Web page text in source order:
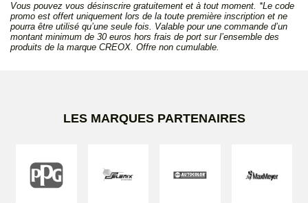
Vous pouvez vous désinscrire gratuitement et à tout moment. *Le code
promo est offert uniquement lors de la toute première inscription et ne
pourra être utilisé qu’une seule fois. Valable pour une commande d’un
montant minimum de 30 euros hors frais de port sur l’ensemble des
produits de la marque CREOX. Offre non cumulable.
LES MARQUES PARTENAIRES